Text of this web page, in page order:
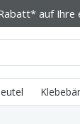
auf Ihre